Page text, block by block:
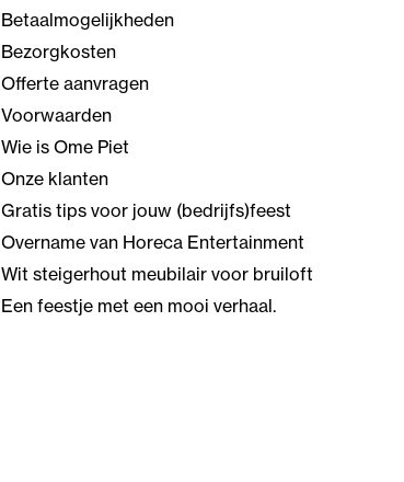
Betaalmogelijkheden
Bezorgkosten
Offerte aanvragen
Voorwaarden
Wie is Ome Piet
Onze klanten
Gratis tips voor jouw (bedrijfs)feest
Overname van Horeca Entertainment
Wit steigerhout meubilair voor bruiloft
Een feestje met een mooi verhaal.